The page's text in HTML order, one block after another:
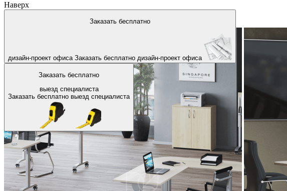
Наверх
Заказать бесплатно
дизайн-проект офиса Заказать бесплатно дизайн-проект офиса
Заказать бесплатно
выезд специалиста
Заказать бесплатно выезд специалиста
На главную